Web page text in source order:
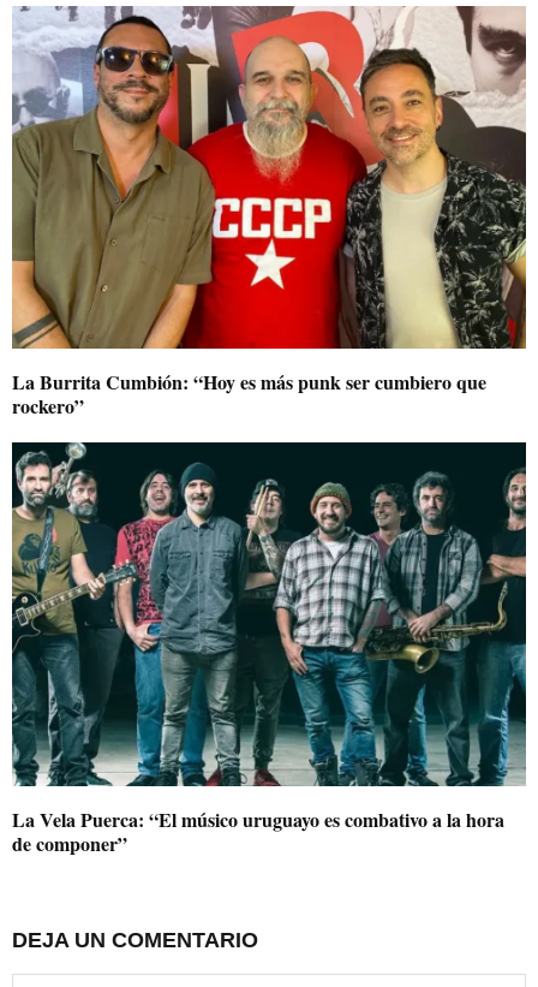
La Burrita Cumbión: “Hoy es más punk ser cumbiero que
rockero”
La Vela Puerca: “El músico uruguayo es combativo a la hora
de componer”
DEJA UN COMENTARIO